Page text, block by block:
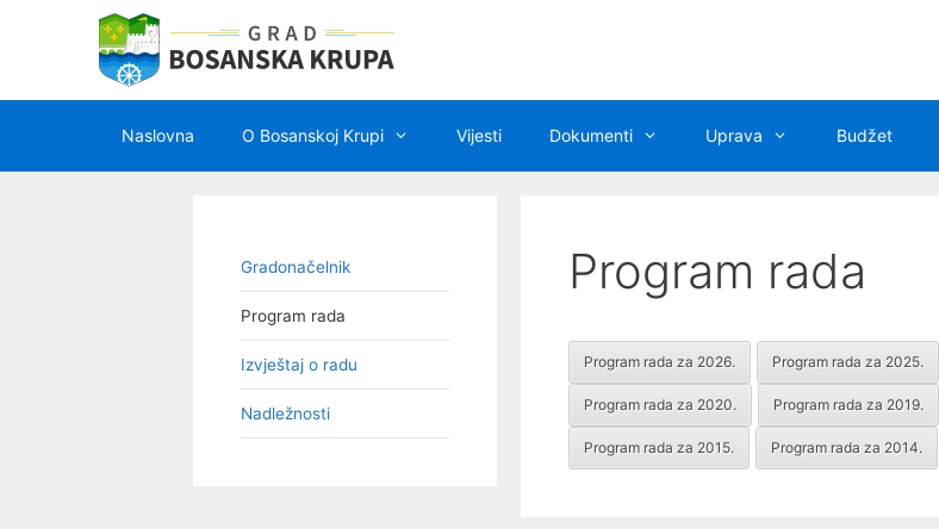
Naslovna O Bosanskoj Krupi Vijesti Dokumenti Uprava Budžet
Program rada
Program rada za 2026. Program rada za 2025.
Program rada za 2020. Program rada za 2019.
Program rada za 2015. Program rada za 2014.
Gradonačelnik
Program rada
Izvještaj o radu
Nadležnosti